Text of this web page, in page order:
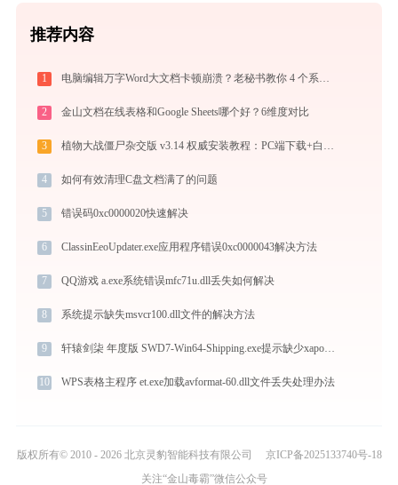
推荐内容
1 电脑编辑万字Word大文档卡顿崩溃？老秘书教你 4 个系统级优化设置与避坑神技
2 金山文档在线表格和Google Sheets哪个好？6维度对比
3 植物大战僵尸杂交版 v3.14 权威安装教程：PC端下载+白屏闪退完美解决
4 如何有效清理C盘文档满了的问题
5 错误码0xc0000020快速解决
6 ClassinEeoUpdater.exe应用程序错误0xc0000043解决方法
7 QQ游戏 a.exe系统错误mfc71u.dll丢失如何解决
8 系统提示缺失msvcr100.dll文件的解决方法
9 轩辕剑柒 年度版 SWD7-Win64-Shipping.exe提示缺少xapofx1_5.dll文件的解决办法
10 WPS表格主程序 et.exe加载avformat-60.dll文件丢失处理办法
版权所有© 2010 - 2026 北京灵豹智能科技有限公司
京ICP备2025133740号-18
关注“金山毒霸”微信公众号